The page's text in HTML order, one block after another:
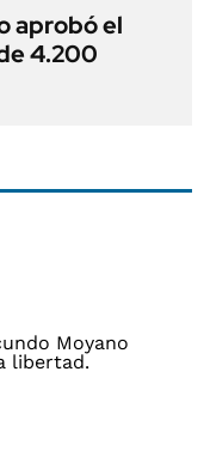
aprobó el
4.200